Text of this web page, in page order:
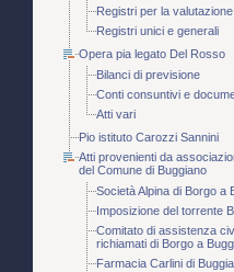
Registri per la
Registri unici e generali
Opera pia legato Del Rosso
Bilanci di previsione
Conti consuntivi e
Atti vari
Pio istituto Carozzi Sannini
Atti provenienti da
del Comune di Buggiano
Società Alpina di Borgo a
Imposizione del torrente
Comitato di assistenza
richiamati di Borgo a
Farmacia Carlini di